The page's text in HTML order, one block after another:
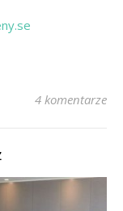
4 komentarze